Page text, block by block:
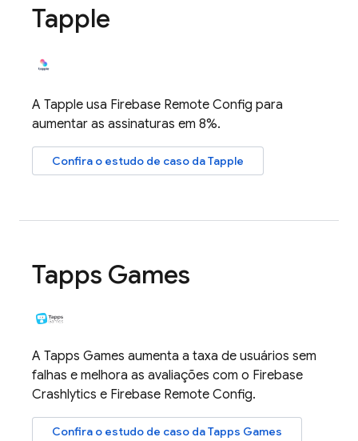
Tapple
A Tapple usa Firebase Remote Config para
aumentar as assinaturas em 8%.
Confira o estudo de caso da Tapple
Tapps Games
A Tapps Games aumenta a taxa de usuários sem
falhas e melhora as avaliações com o Firebase
Crashlytics e Firebase Remote Config.
Confira o estudo de caso da Tapps Games